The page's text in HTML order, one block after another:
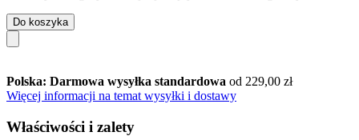
Do koszyka
Polska: Darmowa wysyłka standardowa od 229,00 zł
Więcej informacji na temat wysyłki i dostawy
Właściwości i zalety